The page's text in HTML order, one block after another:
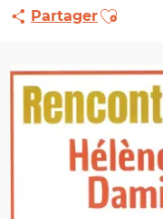
PartagerAjouter